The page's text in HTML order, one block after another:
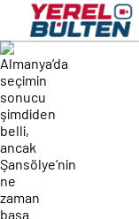
belli değil